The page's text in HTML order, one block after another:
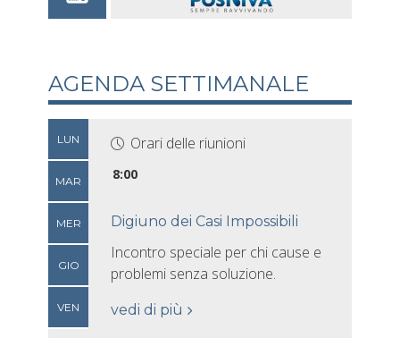
AGENDA SETTIMANALE
LUN
MAR
MER
GIO
VEN
Orari delle riunioni
8:00
Digiuno dei Casi Impossibili
Incontro speciale per chi cause e
problemi senza soluzione.
vedi di più